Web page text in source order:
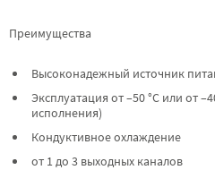
Преимущества
Высоконадежный источник
Эксплуатация от –50 °C или от
исполнения)
Кондуктивное охлаждение
от 1 до 3 выходных каналов